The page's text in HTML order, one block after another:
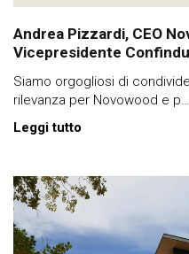
Andrea Pizzardi, CEO
Vicepresidente
Siamo orgogliosi di
rilevanza per Novowood e p…
Leggi tutto